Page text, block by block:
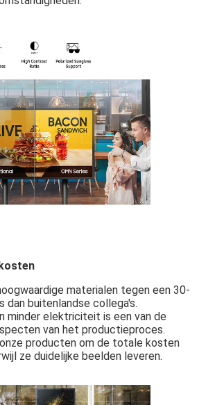
materialen tegen een 30-
dan buitenlandse collega's.
minder elektriciteit is een van de
van het productieproces.
producten om de totale kosten
ze duidelijke beelden leveren.